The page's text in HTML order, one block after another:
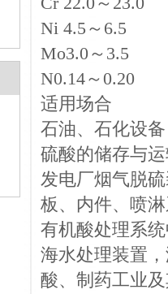
Ni 4.5～6.5
Mo3.0～3.5
N0.14～0.20
适用场合
石油、石化设
硫酸的储存与
发电厂烟气脱
板、内件、喷
有机酸处理系
海水处理装置
酸、制药工业